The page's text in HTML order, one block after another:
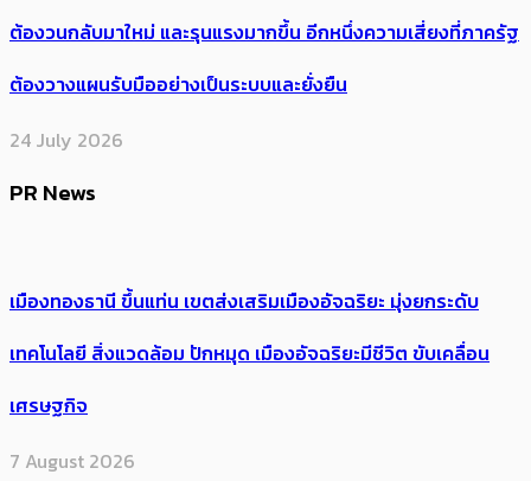
ต้อง​วนกลับมาใหม่ และรุนแรงมากขึ้น อีกหนึ่งความเสี่ยงที่ภาครัฐ
ต้องวางแผนรับมืออย่างเป็นระบบและยั่งยืน
24 July 2026
PR News
เมืองทองธานี ขึ้นแท่น เขตส่งเสริมเมืองอัจฉริยะ มุ่งยกระดับ
เทคโนโลยี สิ่งแวดล้อม ปักหมุด เมืองอัจฉริยะมีชีวิต ขับเคลื่อน
เศรษฐกิจ
7 August 2026